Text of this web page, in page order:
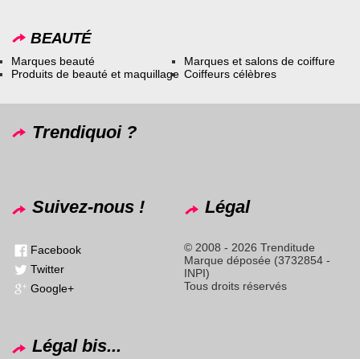
BEAUTÉ
Marques beauté
Produits de beauté et maquillage
Marques et salons de coiffure
Coiffeurs célèbres
Trendiquoi ?
Suivez-nous !
Facebook
Twitter
Google+
Légal
© 2008 - 2026 Trenditude
Marque déposée (3732854 -
INPI)
Tous droits réservés
Légal bis...